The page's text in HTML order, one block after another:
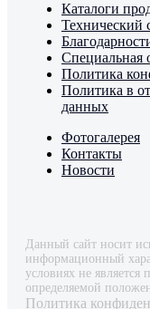
Каталоги
Технический
Специальная
Политика
Политика в
данных
Фотогалерея
Контакты
Новости
Данный сайт носит
информационный
условиях не
определяемой
Политика